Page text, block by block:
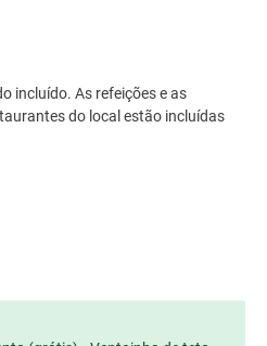
incluído. As refeições e as
do local estão incluídas